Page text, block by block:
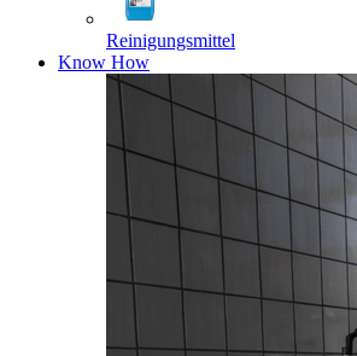
Reinigungsmittel
Know How